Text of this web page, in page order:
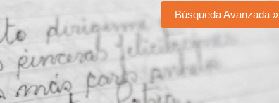
Búsqueda Avanzada »